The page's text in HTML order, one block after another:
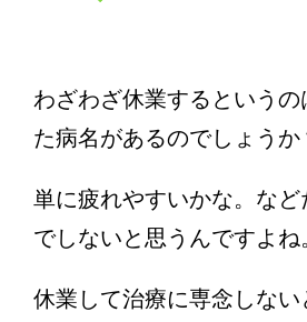
わざわざ休業するというの
た病名があるのでしょうか
単に疲れやすいかな。など
でしないと思うんですよね。
休業して治療に専念しない